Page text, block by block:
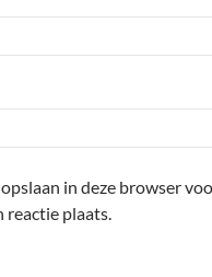
in deze browser
reactie plaats.